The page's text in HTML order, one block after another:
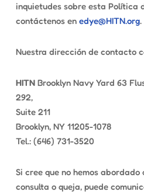
inquietudes sobre esta Política
contáctenos en edye@HITN.org.
Nuestra dirección de contacto
HITNBrooklyn Navy Yard 63
292,
Suite 211
Brooklyn, NY 11205-1078
Tel.: (646) 731-3520
Si cree que no hemos
consulta o queja, puede